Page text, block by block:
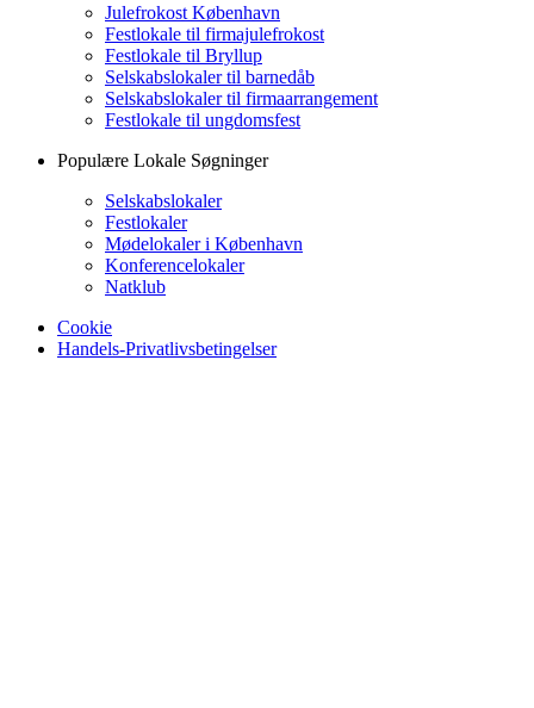
Julefrokost København
Festlokale til firmajulefrokost
Festlokale til Bryllup
Selskabslokaler til barnedåb
Selskabslokaler til firmaarrangement
Festlokale til ungdomsfest
Populære Lokale Søgninger
Selskabslokaler
Festlokaler
Mødelokaler i København
Konferencelokaler
Natklub
Cookie
Handels-Privatlivsbetingelser